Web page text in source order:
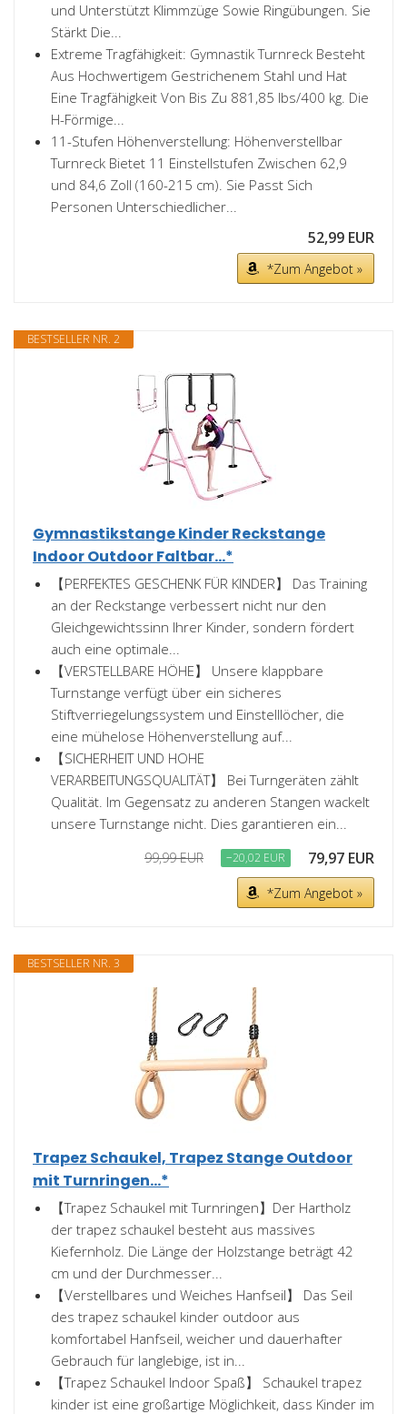
und Unterstützt Klimmzüge Sowie Ringübungen. Sie
Stärkt Die...
Extreme Tragfähigkeit: Gymnastik Turnreck Besteht
Aus Hochwertigem Gestrichenem Stahl und Hat
Eine Tragfähigkeit Von Bis Zu 881,85 lbs/400 kg. Die
H-Förmige...
11-Stufen Höhenverstellung: Höhenverstellbar
Turnreck Bietet 11 Einstellstufen Zwischen 62,9
und 84,6 Zoll (160-215 cm). Sie Passt Sich
Personen Unterschiedlicher...
52,99 EUR
*Zum Angebot »
BESTSELLER NR. 2
Gymnastikstange Kinder Reckstange
Indoor Outdoor Faltbar...*
【PERFEKTES GESCHENK FÜR KINDER】 Das Training
an der Reckstange verbessert nicht nur den
Gleichgewichtssinn Ihrer Kinder, sondern fördert
auch eine optimale...
【VERSTELLBARE HÖHE】 Unsere klappbare
Turnstange verfügt über ein sicheres
Stiftverriegelungssystem und Einstelllöcher, die
eine mühelose Höhenverstellung auf...
【SICHERHEIT UND HOHE
VERARBEITUNGSQUALITÄT】 Bei Turngeräten zählt
Qualität. Im Gegensatz zu anderen Stangen wackelt
unsere Turnstange nicht. Dies garantieren ein...
99,99 EUR −20,02 EUR 79,97 EUR
*Zum Angebot »
BESTSELLER NR. 3
Trapez Schaukel, Trapez Stange Outdoor
mit Turnringen...*
【Trapez Schaukel mit Turnringen】Der Hartholz
der trapez schaukel besteht aus massives
Kiefernholz. Die Länge der Holzstange beträgt 42
cm und der Durchmesser...
【Verstellbares und Weiches Hanfseil】 Das Seil
des trapez schaukel kinder outdoor aus
komfortabel Hanfseil, weicher und dauerhafter
Gebrauch für langlebige, ist in...
【Trapez Schaukel Indoor Spaß】 Schaukel trapez
kinder ist eine großartige Möglichkeit, dass Kinder im